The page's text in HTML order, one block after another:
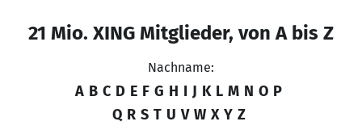
21 Mio. XING Mitglieder, von A bis Z
Nachname:
A B C D E F G H I J K L M N O P
Q R S T U V W X Y Z